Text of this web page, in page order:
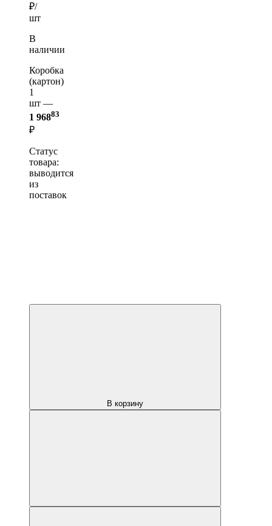
₽/
шт
В
наличии
Коробка
(картон)
1
шт —
1 96883
₽
Статус
товара:
выводится
из
поставок
В корзину